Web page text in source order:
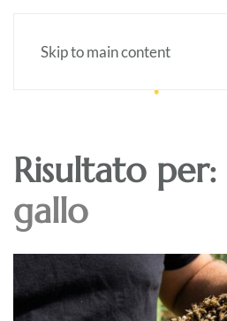
Skip to main content
Risultato per:
gallo